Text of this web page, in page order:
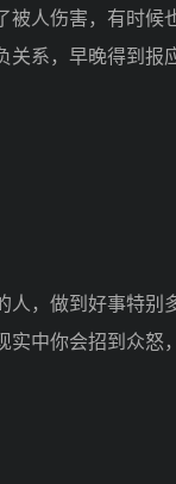
人伤害，有时候
系，早晚得到报
，做到好事特别
中你会招到众怒